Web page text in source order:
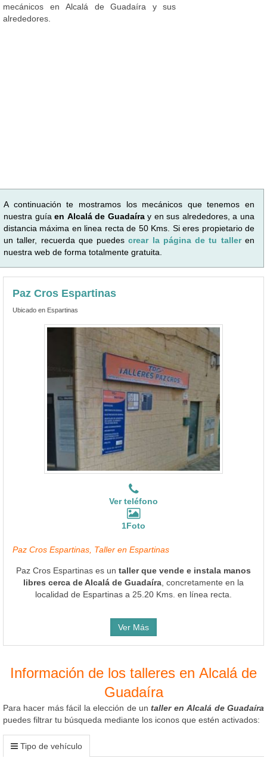
mecánicos en Alcalá de Guadaíra y sus
alrededores.
A continuación te mostramos los mecánicos que tenemos en
nuestra guíaen Alcalá de Guadaíray en sus alrededores, a una
distancia máxima en linea recta de 50 Kms. Si eres propietario de
un taller, recuerda que puedescrear la página de tu talleren
nuestra web de forma totalmente gratuita.
Paz Cros Espartinas
Ubicado en Espartinas
Ver teléfono
1Foto
Paz Cros Espartinas, Taller en Espartinas
Paz Cros Espartinas es un taller que vende e instala manos
libres cerca de Alcalá de Guadaíra , concretamente en la
localidad de Espartinas a 25.20 Kms. en línea recta.
Ver Más
Información de los talleres en Alcalá de
Guadaíra
Para hacer más fácil la elección de untaller en Alcalá de Guadaíra
puedes filtrar tu búsqueda mediante los iconos que estén activados:
Tipo de vehículo